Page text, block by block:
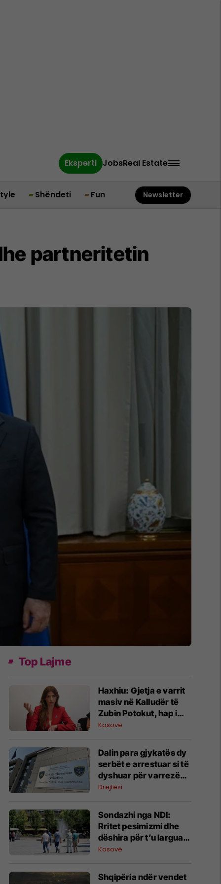
Eksperti JobsReal Estate
Shëndeti Fun Newsletter
partneritetin
Top Lajme
Haxhiu: Gjetja e varrit
masiv në Kalludër të
Zubin Potokut, hap i
rëndësishëm për
zhdukurve
Kosovë
​Dalin para gjykatës dy
serbët e arrestuar si të
dyshuar për varrezën
masive në Zubin Potok
Drejtësi
Sondazhi nga NDI:
Rritet pesimizmi dhe
dëshira për t’u larguar
nga Kosova – çmimet
shqetësimet kryesore
Kosovë
Shqipëria ndër vendet